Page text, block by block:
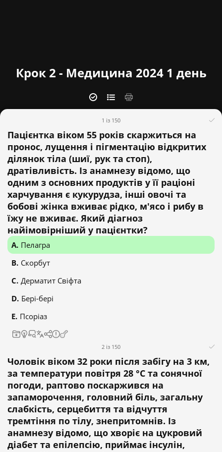
Крок 2 - Медицина 2024 1 день
1 із 150
Пацієнтка віком 55 років скаржиться на
пронос, лущення і пігментацію відкритих
ділянок тіла (шиї, рук та стоп),
дратівливість. Із анамнезу відомо, що
одним з основних продуктів у її раціоні
харчування є кукурудза, інші овочі та
бобові жінка вживає рідко, м'ясо і рибу в
їжу не вживає. Який діагноз
найімовірніший у пацієнтки?
Пелагра
Скорбут
Дерматит Свіфта
Бері-бері
Псоріаз
2 із 150
Чоловік віком 32 роки після забігу на 3 км,
за температури повітря 28 °С та сонячної
погоди, раптово поскаржився на
запаморочення, головний біль, загальну
слабкість, серцебиття та відчуття
тремтіння по тілу, знепритомнів. Із
анамнезу відомо, що хворіє на цукровий
діабет та епілепсію, приймає інсулін,